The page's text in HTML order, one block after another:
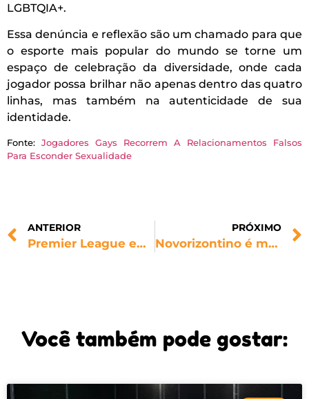
LGBTQIA+.
Essa denúncia e reflexão são um chamado para que
o esporte mais popular do mundo se torne um
espaço de celebração da diversidade, onde cada
jogador possa brilhar não apenas dentro das quatro
linhas, mas também na autenticidade de sua
identidade.
Fonte: Jogadores Gays Recorrem A Relacionamentos Falsos
Para Esconder Sexualidade
ANTERIOR
Premier League encerra campanha de inclusão LGBTQ+ após 12 anos
PRÓXIMO
Novorizontino é multado pelo STJD por atos da torcida do Corinthians
Você também pode gostar: